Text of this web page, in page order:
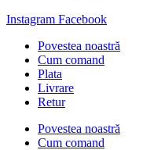
Instagram Facebook
Povestea noastră
Cum comand
Plata
Livrare
Retur
Povestea noastră
Cum comand